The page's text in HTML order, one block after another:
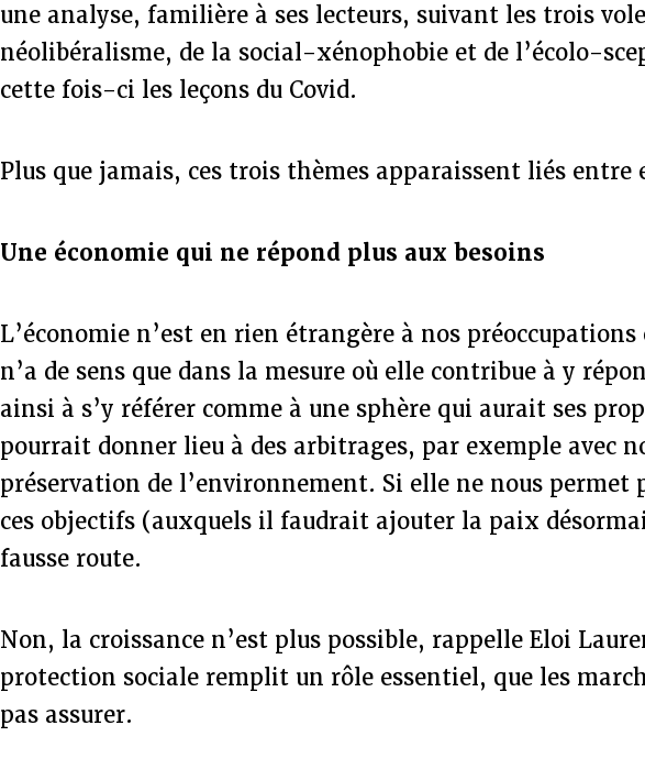
une analyse, familière à ses lecteurs, suivant les trois
néolibéralisme, de la social-xénophobie et de l’écolo-
cette fois-ci les leçons du Covid.
Plus que jamais, ces trois thèmes apparaissent liés entre
Une économie qui ne répond plus aux besoins
L’économie n’est en rien étrangère à nos
n’a de sens que dans la mesure où elle contribue à y
ainsi à s’y référer comme à une sphère qui aurait ses
pourrait donner lieu à des arbitrages, par exemple avec
préservation de l’environnement. Si elle ne nous permet
ces objectifs (auxquels il faudrait ajouter la paix
fausse route.
Non, la croissance n’est plus possible, rappelle Eloi
protection sociale remplit un rôle essentiel, que les
pas assurer.